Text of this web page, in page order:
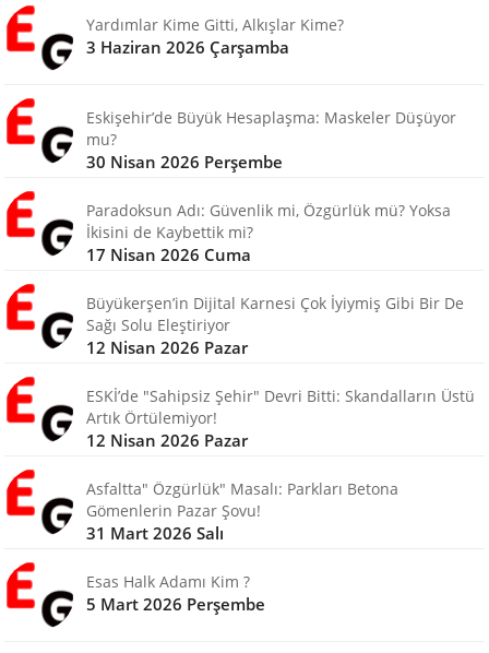
Yardımlar Kime Gitti, Alkışlar Kime?
3 Haziran 2026 Çarşamba
Eskişehir’de Büyük Hesaplaşma: Maskeler Düşüyor
mu?
30 Nisan 2026 Perşembe
Paradoksun Adı: Güvenlik mi, Özgürlük mü? Yoksa
İkisini de Kaybettik mi?
17 Nisan 2026 Cuma
Büyükerşen’in Dijital Karnesi Çok İyiymiş Gibi Bir De
Sağı Solu Eleştiriyor
12 Nisan 2026 Pazar
ESKİ’de "Sahipsiz Şehir" Devri Bitti: Skandalların Üstü
Artık Örtülemiyor!
12 Nisan 2026 Pazar
Asfaltta" Özgürlük" Masalı: Parkları Betona
Gömenlerin Pazar Şovu!
31 Mart 2026 Salı
Esas Halk Adamı Kim ?
5 Mart 2026 Perşembe